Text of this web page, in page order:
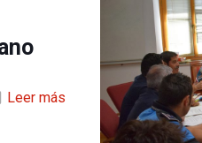
Leer más